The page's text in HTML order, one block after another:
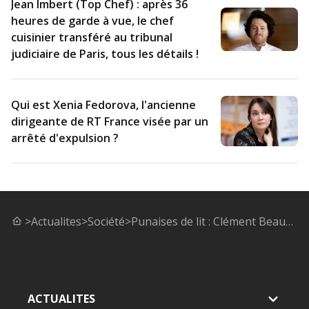
Jean Imbert (Top Chef) : après 36
heures de garde à vue, le chef
cuisinier transféré au tribunal
judiciaire de Paris, tous les détails !
Qui est Xenia Fedorova, l'ancienne
dirigeante de RT France visée par un
arrêté d'expulsion ?
>Actualites>Société> Punaises de lit : Clément Beaune annonce un « grand nettoyage de printemps » avant les Jeux Olympiques
ACTUALITES